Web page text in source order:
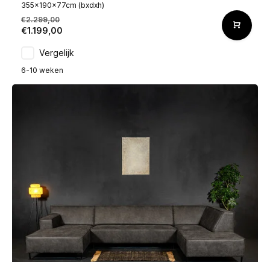
355x190x77cm (bxdxh)
€2.299,00
€1.199,00
Vergelijk
6-10 weken